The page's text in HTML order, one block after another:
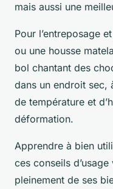
mais aussi une
Pour l’entreposage
ou une housse
bol chantant des
dans un endroit sec,
de température et
déformation.
Apprendre à bien
ces conseils
pleinement de ses